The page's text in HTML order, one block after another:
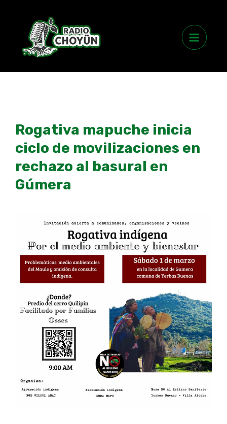
Menu
Rogativa mapuche inicia
ciclo de movilizaciones en
rechazo al basural en
Gúmera